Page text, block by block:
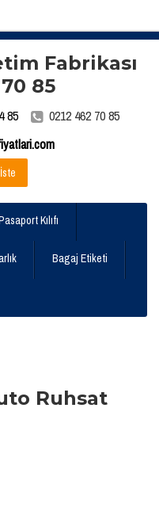
85
0212 462 70 85
Kılıfı
Bagaj Etiketi
Ruhsat